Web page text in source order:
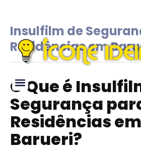
Insulfilm de
Residências em
O Que é
Segurança
Residências em
Barueri?